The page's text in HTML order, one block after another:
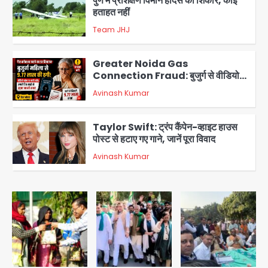
3
हताहत नहीं
Team JHJ
4
Greater Noida Gas
Connection Fraud: बुजुर्ग से वीडियो
कॉल पर 9.77 लाख की साइबर फ्रॉड
Avinash Kumar
5
Taylor Swift: ट्रंप कैंपेन-व्हाइट हाउस
पोस्ट से हटाए गए गाने, जानें पूरा विवाद
Avinash Kumar
1
Air India Phuket Delhi flight:
कैप्टन का डोप टेस्ट पॉजिटिव, 17 घायल;
DGCA जांच जारी
Avinash Kumar
Baramati Airport Plane Crash:
रनवे पर ट्रेनी विमान क्रैश, जांच शुरू